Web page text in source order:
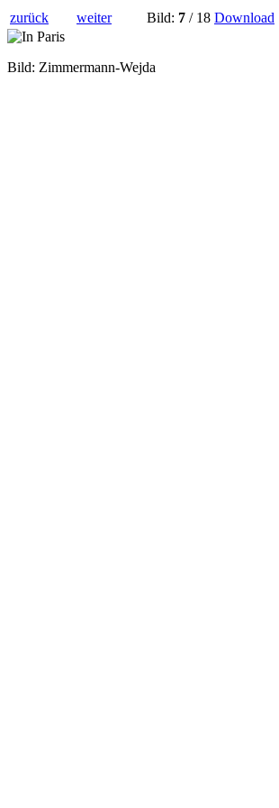
zurück weiter Bild: 7 / 18 Download
Bild: Zimmermann-Wejda